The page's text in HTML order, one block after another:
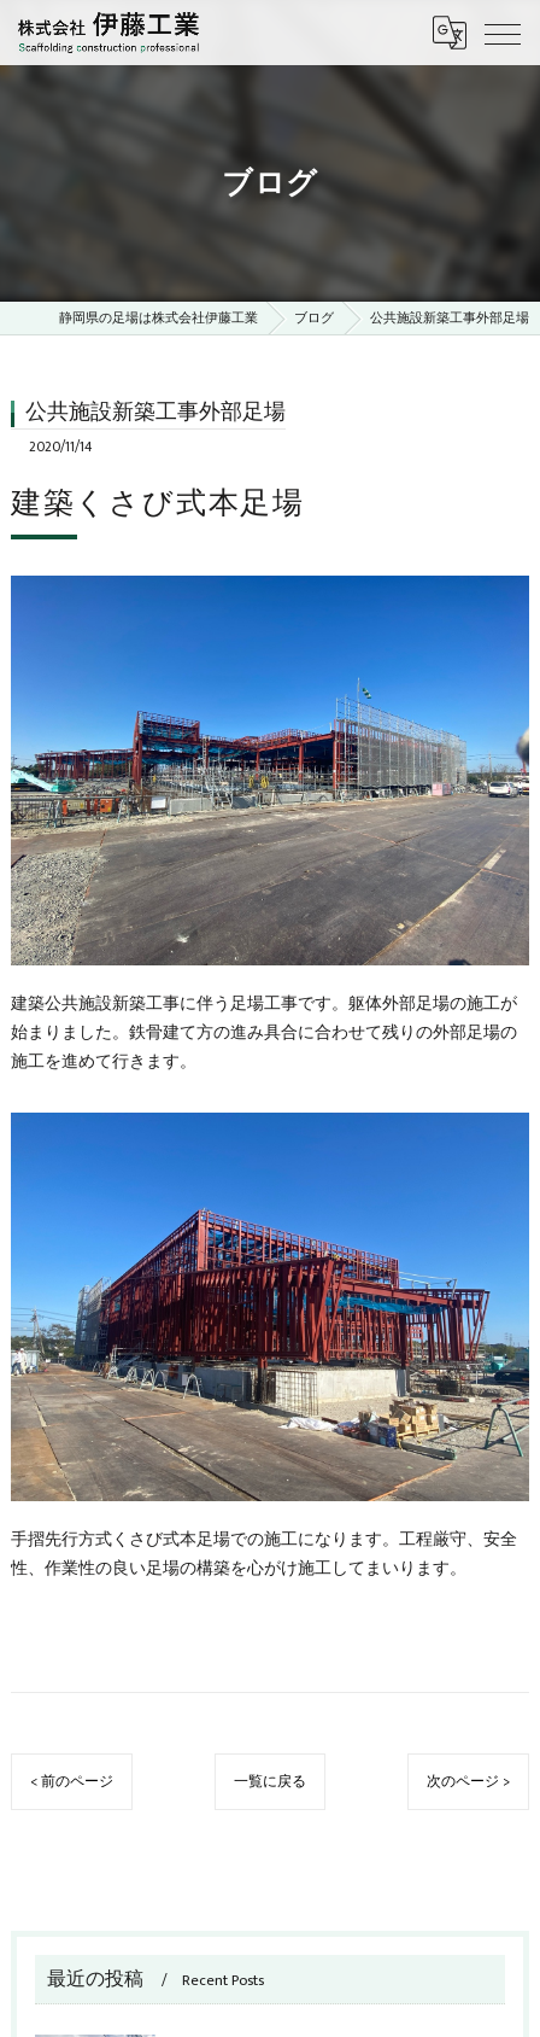
ブログ
静岡県の足場は株式会社伊藤工業 ブログ 公共施設新築工事外部足場
公共施設新築工事外部足場
2020/11/14
建築くさび式本足場
建築公共施設新築工事に伴う足場工事です。躯体外部足場の施工が
始まりました。鉄骨建て方の進み具合に合わせて残りの外部足場の
施工を進めて行きます。
手摺先行方式くさび式本足場での施工になります。工程厳守、安全
性、作業性の良い足場の構築を心がけ施工してまいります。
< 前のページ 一覧に戻る 次のページ >
最近の投稿 Recent Posts